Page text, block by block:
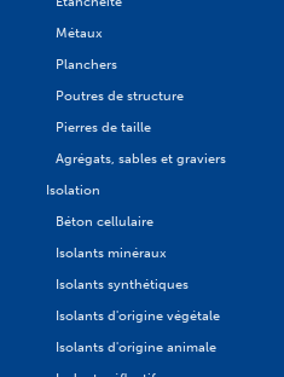
Métaux
Planchers
Poutres de structure
Pierres de taille
Agrégats, sables et graviers
Isolation
Béton cellulaire
Isolants minéraux
Isolants synthétiques
Isolants d'origine végétale
Isolants d'origine animale